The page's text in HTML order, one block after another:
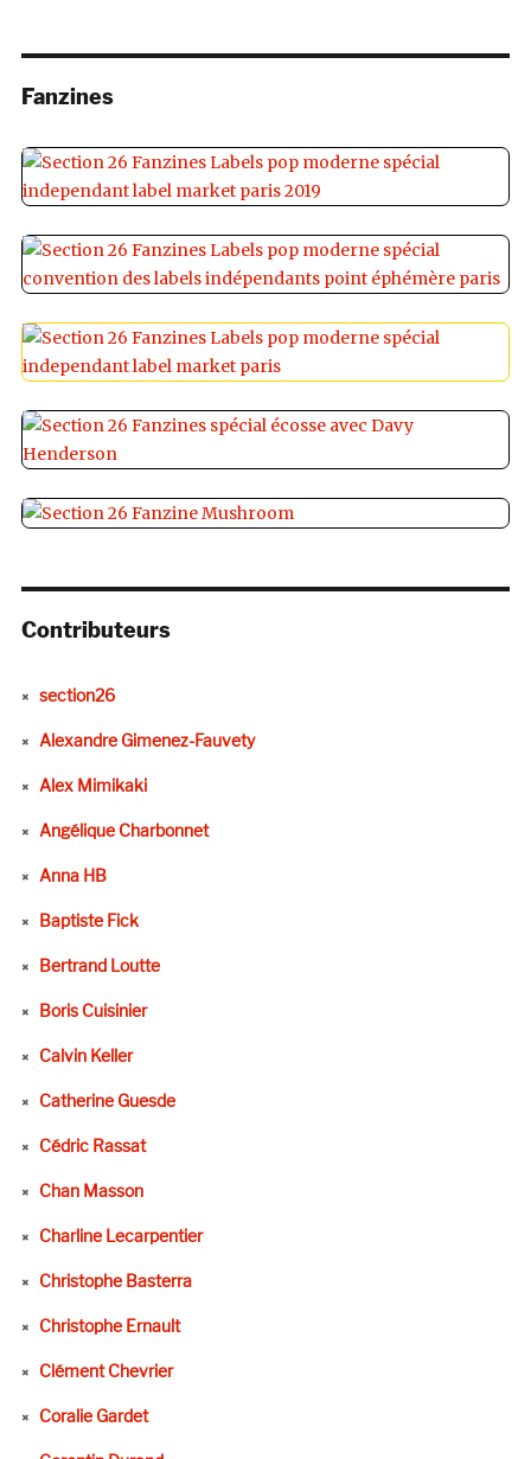
Fanzines
Contributeurs
section26
Alexandre Gimenez-Fauvety
Alex Mimikaki
Angélique Charbonnet
Anna HB
Baptiste Fick
Bertrand Loutte
Boris Cuisinier
Calvin Keller
Catherine Guesde
Cédric Rassat
Chan Masson
Charline Lecarpentier
Christophe Basterra
Christophe Ernault
Clément Chevrier
Coralie Gardet